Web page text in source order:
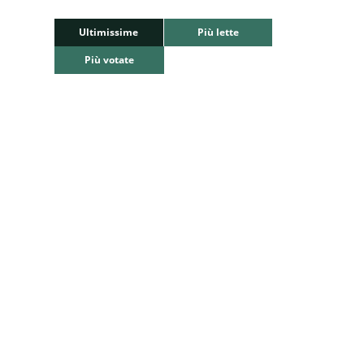
Ultimissime
Più lette
Più votate